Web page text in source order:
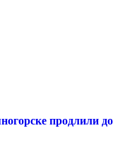
продлили до